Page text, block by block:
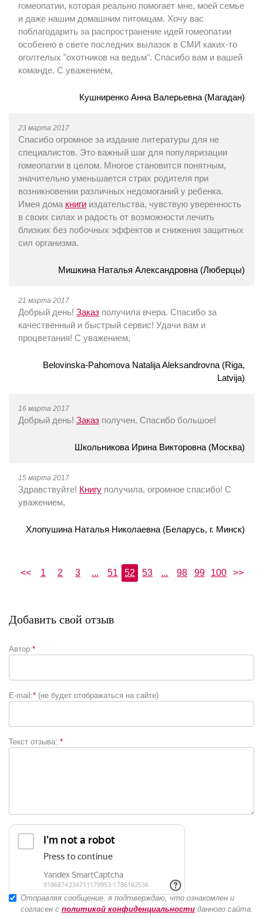
гомеопатии, которая реально помогает мне, моей семье
и даже нашим домашним питомцам. Хочу вас
поблагодарить за распространение идей гомеопатии
особенно в свете последних вылазок в СМИ каких-то
оголтелых "охотников на ведьм". Спасибо вам и вашей
команде. С уважением,
Кушниренко Анна Валерьевна (Магадан)
23 марта 2017
Спасибо огромное за издание литературы для не
специалистов. Это важный шаг для популяризации
гомеопатии в целом. Многое становится понятным,
значительно уменьшается страх родителя при
возникновении различных недомоганий у ребенка.
Имея дома книги издательства, чувствую уверенность
в своих силах и радость от возможности лечить
близких без побочных эффектов и снижения защитных
сил организма.
Мишкина Наталья Александровна (Люберцы)
21 марта 2017
Добрый день! Заказ получила вчера. Спасибо за
качественный и быстрый сервис! Удачи вам и
процветания! С уважением,
Belovinska-Pahomova Natalija Aleksandrovna (Riga,
Latvija)
16 марта 2017
Добрый день! Заказ получен. Спасибо большое!
Школьникова Ирина Викторовна (Москва)
15 марта 2017
Здравствуйте! Книгу получила, огромное спасибо! С
уважением,
Хлопушина Наталья Николаевна (Беларусь, г. Минск)
<< 1 2 3 ... 51 52 53 ... 98 99 100 >>
Добавить свой отзыв
Автор:*
E-mail:* (не будет отображаться на сайте)
Текст отзыва: *
Отправляя сообщение, я подтверждаю, что ознакомлен и
согласен с политикой конфиденциальности данного сайта.